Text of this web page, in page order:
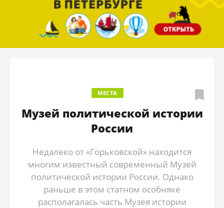
МЕСТА
Музей политической истории
России
Недалеко от «Горьковской» находится
многим известный современный Музей
политической истории России. Однако
раньше в этом статном особняке
располагалась часть Музея истории